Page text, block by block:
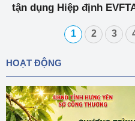
tận dụng Hiệp định
1 2 3
HOẠT ĐỘNG